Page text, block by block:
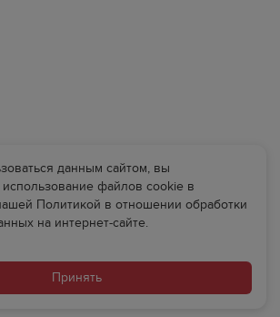
данным сайтом, вы
использование файлов cookie в
Политикой в отношении обработки
на интернет-сайте.
Принять